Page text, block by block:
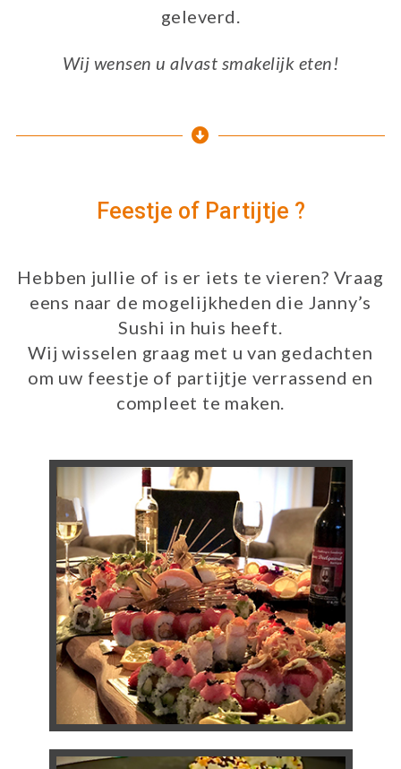
geleverd.
Wij wensen u alvast smakelijk eten!
Feestje of Partijtje ?
Hebben jullie of is er iets te vieren? Vraag
eens naar de mogelijkheden die Janny’s
Sushi in huis heeft.
Wij wisselen graag met u van gedachten
om uw feestje of partijtje verrassend en
compleet te maken.